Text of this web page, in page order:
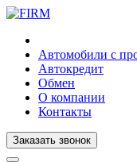
Автомобили с
Автокредит
Обмен
О компании
Контакты
Заказать звонок